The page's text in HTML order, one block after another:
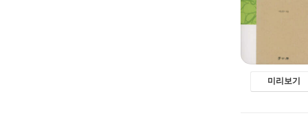
미리보기